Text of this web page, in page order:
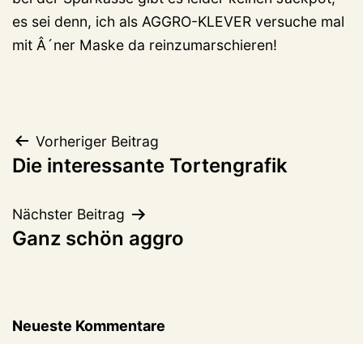
es sei denn, ich als AGGRO-KLEVER versuche mal
mit Â´ner Maske da reinzumarschieren!
Beitragsnavigation
Vorheriger Beitrag
Die interessante Tortengrafik
Nächster Beitrag
Ganz schön aggro
Neueste Kommentare